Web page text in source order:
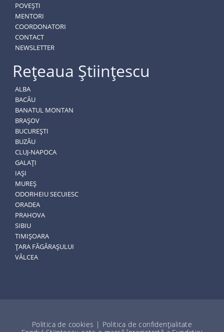
POVEȘTI
MENTORI
COORDONATORI
CONTACT
NEWSLETTER
Rețeaua Științescu
ALBA
BACĂU
BANATUL MONTAN
BRAȘOV
BUCUREȘTI
BUZĂU
CLUJ-NAPOCA
GALAȚI
IAȘI
MUREȘ
ODORHEIU SECUIESC
ORADEA
PRAHOVA
SIBIU
TIMIȘOARA
ȚARA FĂGĂRAȘULUI
VÂLCEA
Politica de cookies | Politica de confidențialitate